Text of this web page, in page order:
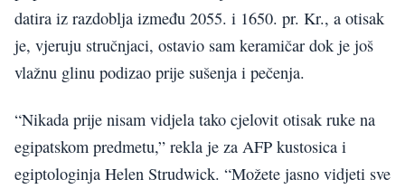
datira iz razdoblja između 2055. i 1650. pr. Kr., a otisak
je, vjeruju stručnjaci, ostavio sam keramičar dok je još
vlažnu glinu podizao prije sušenja i pečenja.
“Nikada prije nisam vidjela tako cjelovit otisak ruke na
egipatskom predmetu,” rekla je za AFP kustosica i
egiptologinja Helen Strudwick. “Možete jasno vidjeti sve